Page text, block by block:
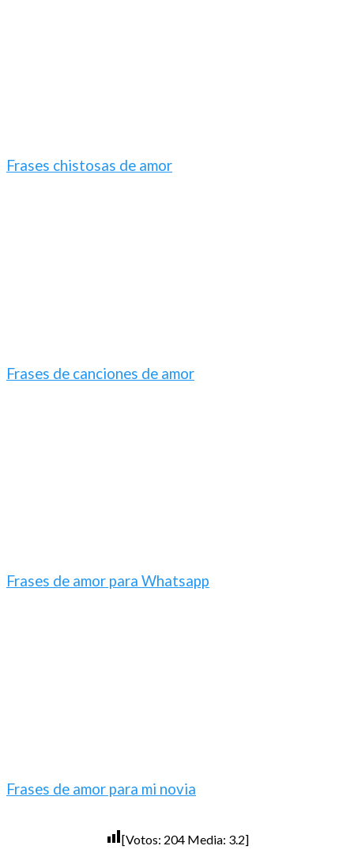
Frases chistosas de amor
Frases de canciones de amor
Frases de amor para Whatsapp
Frases de amor para mi novia
[Votos: 204Media: 3.2]